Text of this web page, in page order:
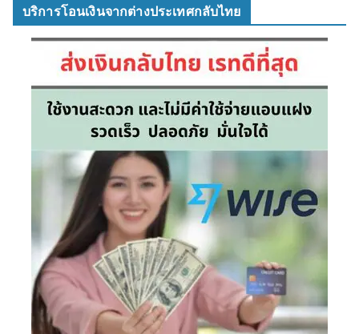
บริการโอนเงินจากต่างประเทศกลับไทย